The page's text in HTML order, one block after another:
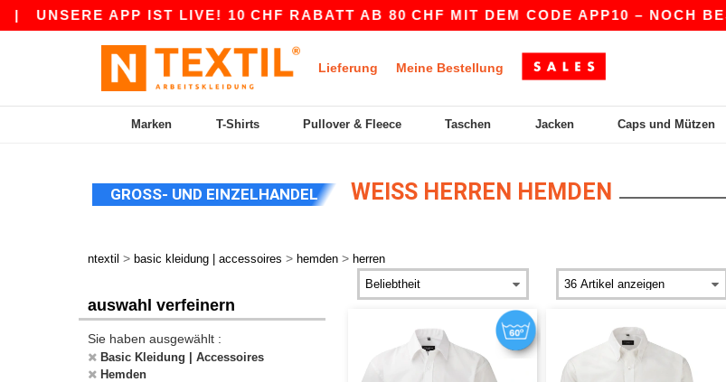
APP IST LIVE! 10 CHF RABATT AB 80 CHF MIT DEM CODE APP10 – NOCH BESSERE
Lieferung Meine Bestellung
Marken T-Shirts Pullover & Fleece Taschen Jacken Caps und Mützen
GROSS- UND EINZELHANDEL WEISS HERREN HEMDEN
ntextil > basic kleidung | accessoires > hemden > herren
auswahl verfeinern
Sie haben ausgewählt :
Basic Kleidung | Accessoires
Hemden